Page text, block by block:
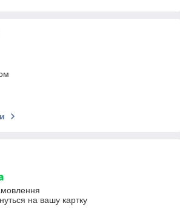
на вашу картку